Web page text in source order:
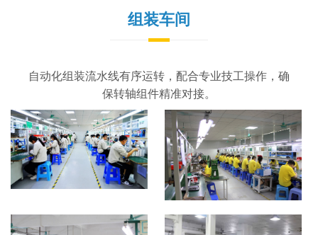
组装车间
自动化组装流水线有序运转，配合专业技工操作，确
保转轴组件精准对接。